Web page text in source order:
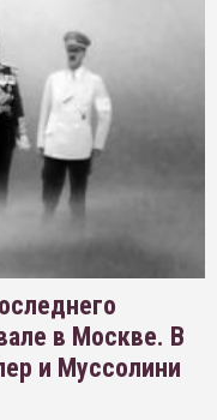
в Москве. В
и Муссолини